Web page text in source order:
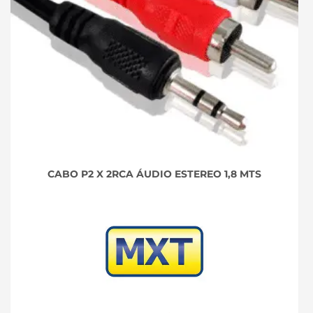
CABO P2 X 2RCA ÁUDIO ESTEREO 1,8 MTS